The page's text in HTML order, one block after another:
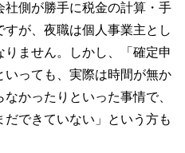
側が勝手に税金の計算・手
が、夜職は個人事業主とし
ません。しかし、「確定申
っても、実際は時間が無か
かったりといった事情で、
だできていない」という方も